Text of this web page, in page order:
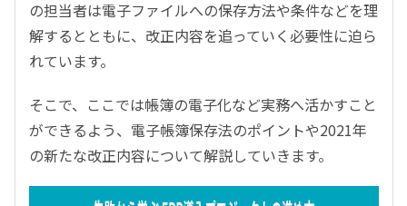
の担当者は電子ファイルへの保存方法や条件などを理
解するとともに、改正内容を追っていく必要性に迫ら
れています。
そこで、ここでは帳簿の電子化など実務へ活かすこと
ができるよう、電子帳簿保存法のポイントや2021年
の新たな改正内容について解説していきます。